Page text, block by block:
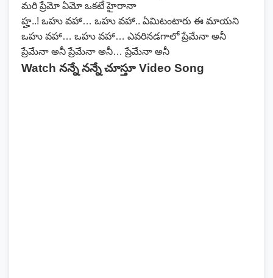
మరి ప్రేమో ఏమో ఒకటే హైరానా
హ్హ..! ఒహు వహా… ఒహు వహా.. ఏమిటంటారు ఈ మాయని
ఒహు వహా… ఒహు వహా… ఎవరినడగాలో ప్రేమేనా అనీ
ప్రేమేనా అనీ ప్రేమేనా అనీ… ప్రేమేనా అనీ
Watch నన్నే నన్నే చూస్తూ Video Song